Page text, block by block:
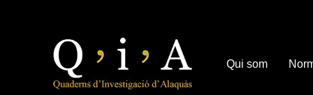
Qui som